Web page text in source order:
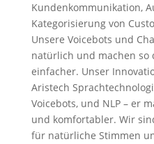
Kundenkommunikation,
Kategorisierung von
Unsere Voicebots und
natürlich und machen so
einfacher. Unser
Aristech
Voicebots, und NLP – er
und komfortabler. Wir
für natürliche Stimmen